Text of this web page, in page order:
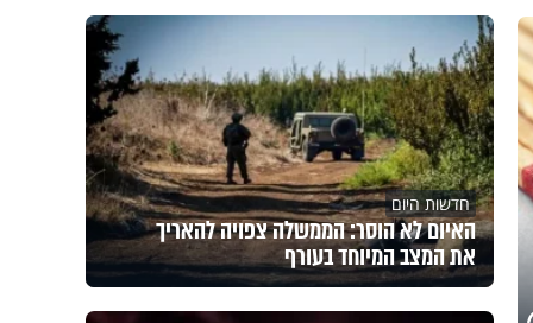
חדשות היום
האיום לא הוסר: הממשלה צפויה להאריך
את המצב המיוחד בעורף